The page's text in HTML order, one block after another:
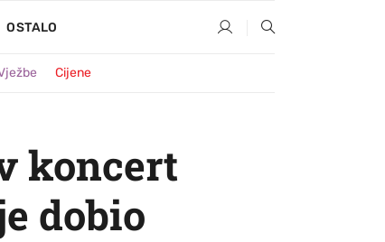
OSTALO
Cijene
koncert
dobio